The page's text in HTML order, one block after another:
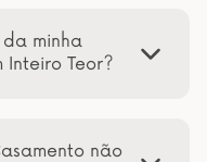
minha
Teor?
não